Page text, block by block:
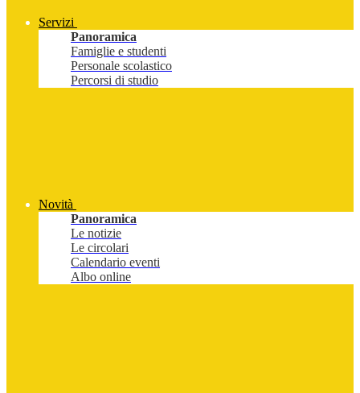
Servizi
Panoramica
Famiglie e studenti
Personale scolastico
Percorsi di studio
Novità
Panoramica
Le notizie
Le circolari
Calendario eventi
Albo online